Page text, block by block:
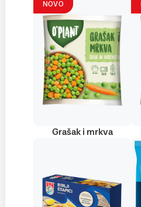
NOVO
Grašak i mrkva